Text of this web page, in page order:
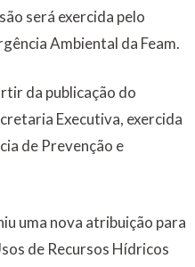
será exercida pelo
Ambiental da Feam.
da publicação do
Executiva, exercida
de Prevenção e
uma nova atribuição para
de Recursos Hídricos